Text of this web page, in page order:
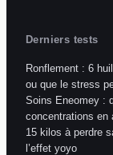
Derniers tests
Ronflement : 6
ou que le stress
Soins Eneomey :
concentrations en
15 kilos à perdre
l’effet yoyo